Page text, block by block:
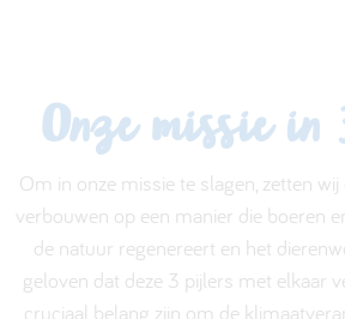
Onze missie
Om in onze missie te slagen, zetten
verbouwen op een manier die boeren
de natuur regenereert en het
geloven dat deze 3 pijlers met elkaar
cruciaal belang zijn om de